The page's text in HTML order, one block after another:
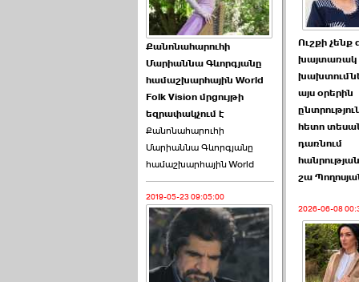
ԱԺ նախագահի
թեկնածու է ընտրվել
Ռուբեն Ռուբինյանը ›››
2026-06-23 21:28:00
«Ժողովուրդ»-ը
Քանոնահարուհի
Մարիաննա Գևորգյանը
համաշխարհային World
Folk Vision մրցույթի
եզրափակչում է
Քանոնահարուհի
Մարիաննա Գևորգյանը
համաշխարհային World
2019-05-23 09:05:00
Ուշքի չենք
խայտառակ
այս օրերին
հետո
դառնում
շա
2026-06-08